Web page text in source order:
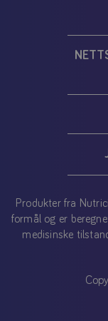
Produkter fra
formål og er
medisinske